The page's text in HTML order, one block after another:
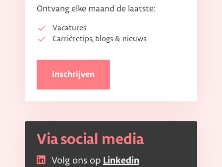
Ontvang elke maand de laatste:
Vacatures
Carrièretips, blogs & nieuws
Inschrijven
Via social media
Volg ons op Linkedin